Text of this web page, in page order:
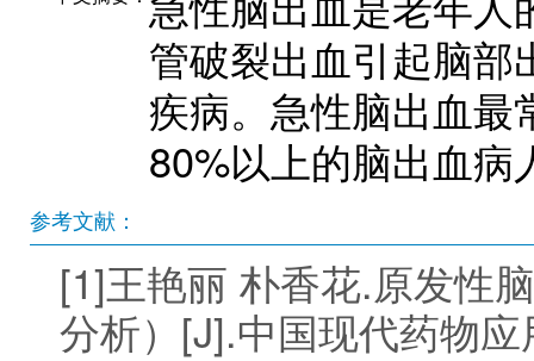
管破裂出血引起脑
疾病。急性脑出血最
80%以上的脑出血
参考文献：
[1]王艳丽 朴香花.原发性
分析）[J].中国现代药物